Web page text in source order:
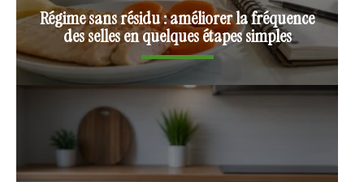
Régime sans résidu : améliorer la fréquence
des selles en quelques étapes simples